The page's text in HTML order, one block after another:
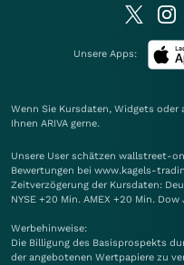
Unsere Apps:
Wenn Sie Kursdaten, Widgets
Ihnen ARIVA gerne.
Unsere User schätzen wallstreet-
Bewertungen bei www.kagels-
Zeitverzögerung der Kursdaten:
NYSE +20 Min. AMEX +20 Min.
Werbehinweise:
Die Billigung des Basisprospekts
der angebotenen Wertpapiere zu